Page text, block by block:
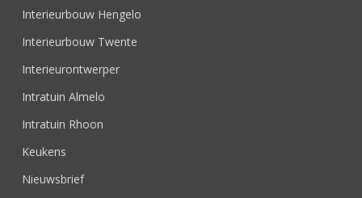
Interieurbouw Hengelo
Interieurbouw Twente
Interieurontwerper
Intratuin Almelo
Intratuin Rhoon
Keukens
Nieuwsbrief